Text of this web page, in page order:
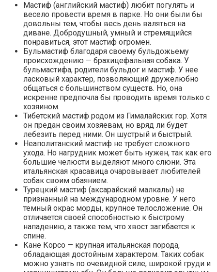
Мастиф (английский мастиф) любит погулять и
весело провести время в парке. Но они были бы
довольны тем, чтобы весь день валяться на
диване. Добродушный, умный и стремящийся
понравиться, этот мастиф огромен.
Бульмастиф благодаря своему бульдожьему
происхождению — брахицефальная собака. У
бульмастифа, родители бульдог и мастиф. У нее
ласковый характер, позволяющий дружелюбно
общаться с большинством существ. Но, она
искренне предпочла бы проводить время только с
хозяином.
Тибетский мастиф родом из Гималайских гор. Хотя
он предан своим хозяевам, но вряд ли будет
лебезить перед ними. Он шустрый и быстрый.
Неаполитанский мастиф не требует сложного
ухода. Но нагрудник может быть нужен, так как его
большие челюсти выделяют много слюни. Эта
итальянская красавица очаровывает любителей
собак своим обаянием.
Турецкий мастиф (аксарайский малкалы) не
признанный на международном уровне. У него
темный окрас морды, крупное телосложение. Он
отличается своей способностью к быстрому
нападению, а также тем, что хвост загибается к
спине.
Кане Корсо — крупная итальянская порода,
обладающая достойным характером. Таких собак
можно узнать по очевидной силе, широкой груди и